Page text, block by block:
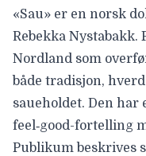
«Sau» er en norsk
Rebekka
Nordland som
både tradisjon,
saueholdet. Den har
feel‑good-fortelling
Publikum beskrives